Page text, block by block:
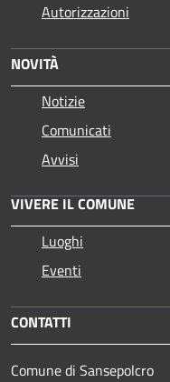
Autorizzazioni
NOVITÀ
Notizie
Comunicati
Avvisi
VIVERE IL COMUNE
Luoghi
Eventi
CONTATTI
Comune di Sansepolcro